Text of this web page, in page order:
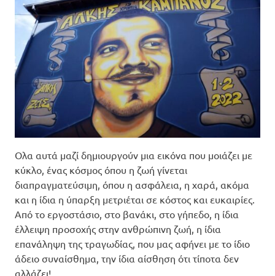
Ολα αυτά μαζί δημιουργούν μια εικόνα που μοιάζει με
κύκλο, ένας κόσμος όπου η ζωή γίνεται
διαπραγματεύσιμη, όπου η ασφάλεια, η χαρά, ακόμα
και η ίδια η ύπαρξη μετριέται σε κόστος και ευκαιρίες.
Από το εργοστάσιο, στο βανάκι, στο γήπεδο, η ίδια
έλλειψη προσοχής στην ανθρώπινη ζωή, η ίδια
επανάληψη της τραγωδίας, που μας αφήνει με το ίδιο
άδειο συναίσθημα, την ίδια αίσθηση ότι τίποτα δεν
αλλάζει!